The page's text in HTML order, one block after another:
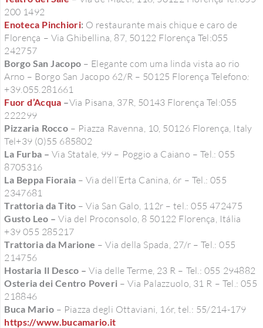
200 1492
Enoteca Pinchiori: O restaurante mais chique e caro de
Florença – Via Ghibellina, 87, 50122 Florença Tel:055
242757
Borgo San Jacopo – Elegante com uma linda vista ao rio
Arno – Borgo San Jacopo 62/R – 50125 Florença Telefono:
+39.055.281661
Fuor d’Acqua –Via Pisana, 37R, 50143 Florença Tel:055
222299
Pizzaria Rocco – Piazza Ravenna, 10, 50126 Florença, Italy
Tel+39 (0)55 685802
La Furba – Via Statale, 99 – Poggio a Caiano – Tel.: 055
8705316
La Beppa Fioraia – Via dell’Erta Canina, 6r – Tel.: 055
2347681
Trattoria da Tito – Via San Galo, 112r – tel.: 055 472475
Gusto Leo – Via del Proconsolo, 8 50122 Florença, Itália
+39 055 285217
Trattoria da Marione – Via della Spada, 27/r – Tel.: 055
214756
Hostaria Il Desco – Via delle Terme, 23 R – Tel.: 055 294882
Osteria dei Centro Poveri – Via Palazzuolo, 31 R – Tel.: 055
218846
Buca Mario– Piazza degli Ottaviani, 16r, tel.: 55/214-179
https://www.bucamario.it